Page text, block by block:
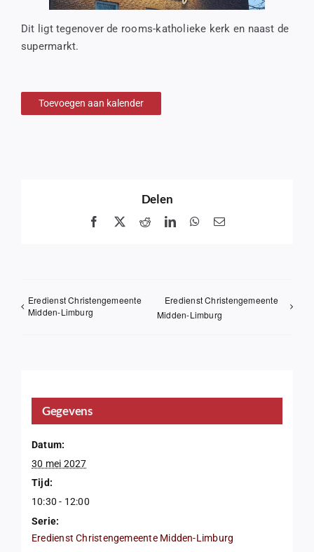
Dit ligt tegenover de rooms-katholieke kerk en naast de
supermarkt.
Toevoegen aan kalender
Delen
Facebook
X RedditLinkedInWhatsApp
Email
Eredienst Christengemeente
Midden-Limburg
Eredienst Christengemeente
Midden-Limburg
Gegevens
Datum:
30 mei 2027
Tijd:
10:30 - 12:00
Serie:
Eredienst Christengemeente Midden-Limburg